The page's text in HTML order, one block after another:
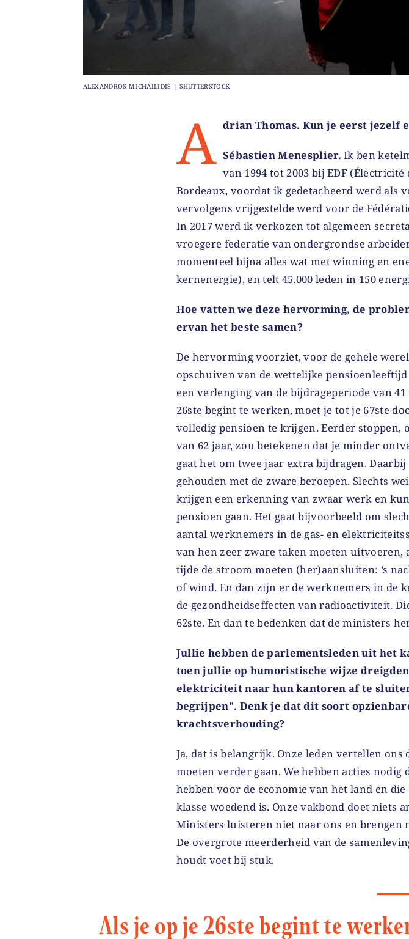
ALEXANDROS MICHAILIDIS | SHUTTERSTOCK
A drian Thomas. Kun je eerst jezelf
Sébastien Menesplier. Ik ben
van 1994 tot 2003 bij EDF
Bordeaux, voordat ik gedetacheerd werd als
vervolgens vrijgestelde werd voor de
In 2017 werd ik verkozen tot algemeen
vroegere federatie van ondergrondse
momenteel bijna alles wat met winning en
kernenergie), en telt 45.000 leden in 150
Hoe vatten we deze hervorming, de
ervan het beste samen?
De hervorming voorziet, voor de gehele
opschuiven van de wettelijke
een verlenging van de bijdrageperiode van 41
26ste begint te werken, moet je tot je 67ste
volledig pensioen te krijgen. Eerder stoppen,
van 62 jaar, zou betekenen dat je minder
gaat het om twee jaar extra bijdragen.
gehouden met de zware beroepen. Slechts
krijgen een erkenning van zwaar werk en
pensioen gaan. Het gaat bijvoorbeeld om
aantal werknemers in de gas- en
van hen zeer zware taken moeten uitvoeren,
tijde de stroom moeten (her)aansluiten: ’s
of wind. En dan zijn er de werknemers in de
de gezondheidseffecten van radioactiviteit.
62ste. En dan te bedenken dat de ministers
Jullie hebben de parlementsleden uit het
toen jullie op humoristische wijze
elektriciteit naar hun kantoren af te
begrijpen”. Denk je dat dit soort
krachtsverhouding?
Ja, dat is belangrijk. Onze leden vertellen
moeten verder gaan. We hebben acties
hebben voor de economie van het land en
klasse woedend is. Onze vakbond doet niets
Ministers luisteren niet naar ons en brengen
De overgrote meerderheid van de
houdt voet bij stuk.
Als je op je 26ste begint te